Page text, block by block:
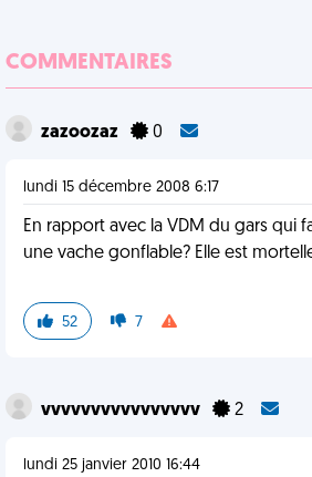
COMMENTAIRES
zazoozaz 0
lundi 15 décembre 2008 6:17
En rapport avec la VDM du gars qui
une vache gonflable? Elle est
52 7
vvvvvvvvvvvvvvvv 2
lundi 25 janvier 2010 16:44